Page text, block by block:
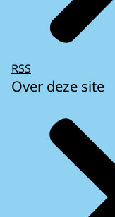
RSS
Over deze site